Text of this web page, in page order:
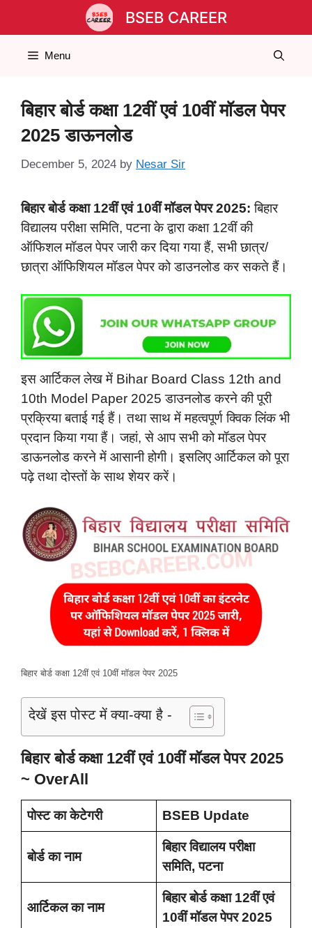
BSEB CAREER
Menu
बिहार बोर्ड कक्षा 12वीं एवं 10वीं मॉडल पेपर
2025 डाऊनलोड
December 5, 2024 by Nesar Sir
बिहार बोर्ड कक्षा 12वीं एवं 10वीं मॉडल पेपर 2025:बिहार
विद्यालय परीक्षा समिति, पटना के द्वारा कक्षा 12वीं की
ऑफिशल मॉडल पेपर जारी कर दिया गया हैं, सभी छात्र/
छात्रा ऑफिशियल मॉडल पेपर को डाउनलोड कर सकते हैं।
इस आर्टिकल लेख में Bihar Board Class 12th and
10th Model Paper 2025 डाउनलोड करने की पूरी
प्रक्रिया बताई गई हैं। तथा साथ में महत्वपूर्ण क्विक लिंक भी
प्रदान किया गया हैं। जहां, से आप सभी को मॉडल पेपर
डाऊनलोड करने में आसानी होगी। इसलिए आर्टिकल को पूरा
पढ़े तथा दोस्तों के साथ शेयर करें।
बिहार बोर्ड कक्षा 12वीं एवं 10वीं मॉडल पेपर 2025
देखें इस पोस्ट में क्या-क्या है -
बिहार बोर्ड कक्षा 12वीं एवं 10वीं मॉडल पेपर 2025
~ OverAll
पोस्ट का केटेगरी BSEB Update
बोर्ड का नाम
बिहार विद्यालय परीक्षा
समिति, पटना
आर्टिकल का नाम
बिहार बोर्ड कक्षा 12वीं एवं
10वीं मॉडल पेपर 2025